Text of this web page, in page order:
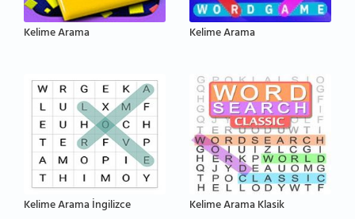
Kelime Arama Kelime Arama
Kelime Arama İngilizce Kelime Arama Klasik